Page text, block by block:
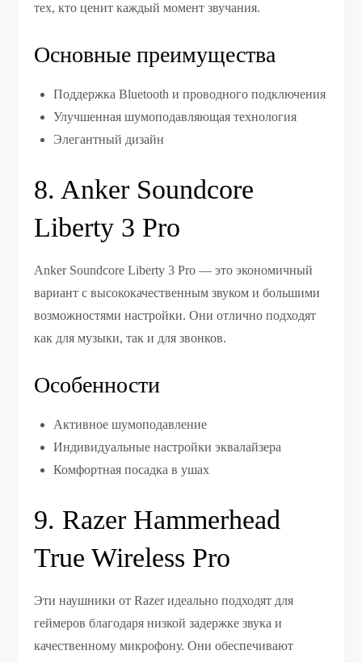
тех, кто ценит каждый момент звучания.
Основные преимущества
Поддержка Bluetooth и проводного подключения
Улучшенная шумоподавляющая технология
Элегантный дизайн
8. Anker Soundcore
Liberty 3 Pro
Anker Soundcore Liberty 3 Pro — это экономичный
вариант с высококачественным звуком и большими
возможностями настройки. Они отлично подходят
как для музыки, так и для звонков.
Особенности
Активное шумоподавление
Индивидуальные настройки эквалайзера
Комфортная посадка в ушах
9. Razer Hammerhead
True Wireless Pro
Эти наушники от Razer идеально подходят для
геймеров благодаря низкой задержке звука и
качественному микрофону. Они обеспечивают